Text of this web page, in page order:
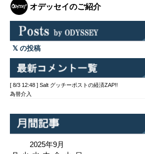
オデッセイのご紹介
の投稿
[ 8/3 12:48 ] Salt グッチーポストの経済ZAP!!
為替介入
2025年9月